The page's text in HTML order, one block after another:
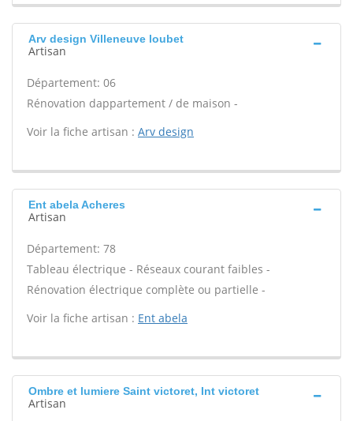
Arv design Villeneuve loubet
Artisan
Département: 06
Rénovation dappartement / de maison -
Voir la fiche artisan : Arv design
Ent abela Acheres
Artisan
Département: 78
Tableau électrique - Réseaux courant faibles -
Rénovation électrique complète ou partielle -
Voir la fiche artisan : Ent abela
Ombre et lumiere Saint victoret, Int victoret
Artisan